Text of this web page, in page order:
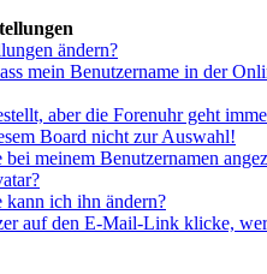
ändern?
mein Benutzername in der
aber die Forenuhr geht
Board nicht zur Auswahl!
meinem Benutzernamen
ich ihn ändern?
auf den E-Mail-Link klicke,